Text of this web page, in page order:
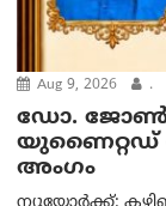
Aug 9, 2026 .
ഡോ.
യുണൈറ്റഡ്
അംഗം